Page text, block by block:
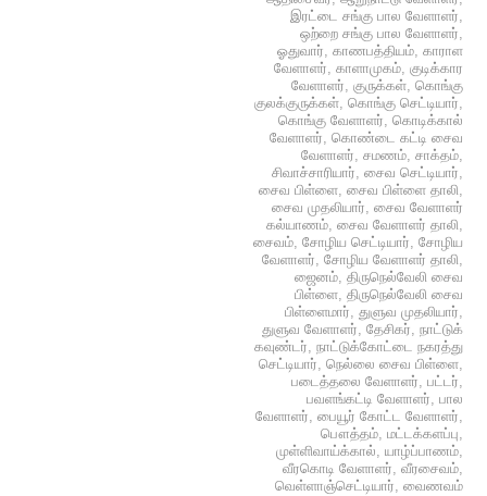
இரட்டை சங்கு பால வேளாளர்,
ஒற்றை சங்கு பால வேளாளர்,
ஓதுவார், காணபத்தியம், காராள
வேளாளர், காளாமுகம், குடிக்கார
வேளாளர், குருக்கள், கொங்கு
குலக்குருக்கள், கொங்கு செட்டியார்,
கொங்கு வேளாளர், கொடிக்கால்
வேளாளர், கொண்டை கட்டி சைவ
வேளாளர், சமணம், சாக்தம்,
சிவாச்சாரியார், சைவ செட்டியார்,
சைவ பிள்ளை, சைவ பிள்ளை தாலி,
சைவ முதலியார், சைவ வேளாளர்
கல்யாணம், சைவ வேளாளர் தாலி,
சைவம், சோழிய செட்டியார், சோழிய
வேளாளர், சோழிய வேளாளர் தாலி,
ஜைனம், திருநெல்வேலி சைவ
பிள்ளை, திருநெல்வேலி சைவ
பிள்ளைமார், துளுவ முதலியார்,
துளுவ வேளாளர், தேசிகர், நாட்டுக்
கவுண்டர், நாட்டுக்கோட்டை நகரத்து
செட்டியார், நெல்லை சைவ பிள்ளை,
படைத்தலை வேளாளர், பட்டர்,
பவளங்கட்டி வேளாளர், பால
வேளாளர், பையூர் கோட்ட வேளாளர்,
பௌத்தம், மட்டக்களப்பு,
முள்ளிவாய்க்கால், யாழ்ப்பாணம்,
வீரகொடி வேளாளர், வீரசைவம்,
வெள்ளாஞ்செட்டியார், வைணவம்